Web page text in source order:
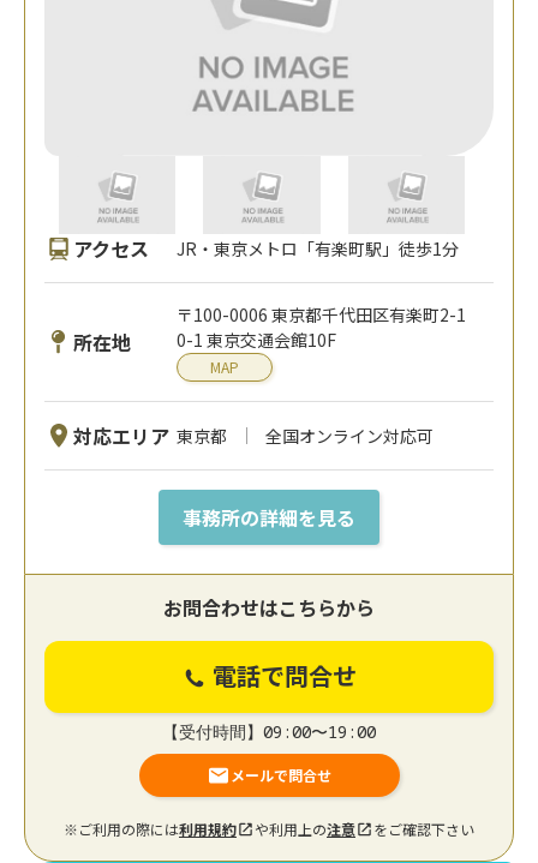
アクセス JR・東京メトロ「有楽町駅」徒歩1分
所在地
〒100-0006 東京都千代田区有楽町2-1
0-1 東京交通会館10F
MAP
対応エリア 東京都 全国オンライン対応可
事務所の詳細を見る
お問合わせはこちらから
電話で問合せ
【受付時間】09:00〜19:00
メールで問合せ
※ご利用の際には利用規約 や利用上の注意 をご確認下さい